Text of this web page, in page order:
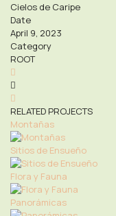
Cielos de Caripe
Date
April 9, 2023
Category
ROOT
RELATED PROJECTS
Montañas
Sitios de Ensueño
Flora y Fauna
Panorámicas